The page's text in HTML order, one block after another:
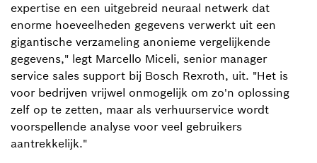
expertise en een uitgebreid neuraal netwerk dat
enorme hoeveelheden gegevens verwerkt uit een
gigantische verzameling anonieme vergelijkende
gegevens," legt Marcello Miceli, senior manager
service sales support bij Bosch Rexroth, uit. "Het is
voor bedrijven vrijwel onmogelijk om zo'n oplossing
zelf op te zetten, maar als verhuurservice wordt
voorspellende analyse voor veel gebruikers
aantrekkelijk."